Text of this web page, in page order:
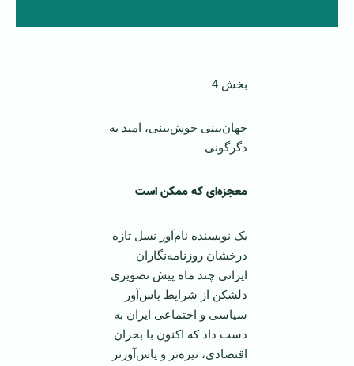
بخش 4
جهان‌بینی خوش‌بینی، امید به
دگرگونی
معجزه‌ای که ممکن است
یک نویسنده نام‌آور نسل تازه
درخشان روزنامه‌نگاران
ایرانی چند ماه پیش تصویری
دلشکن از شرایط یاس‌آور
سیاسی و اجتماعی ایران به
دست داد که اکنون با بحران
اقتصادی، تیره‌تر و یاس‌آور‌تر